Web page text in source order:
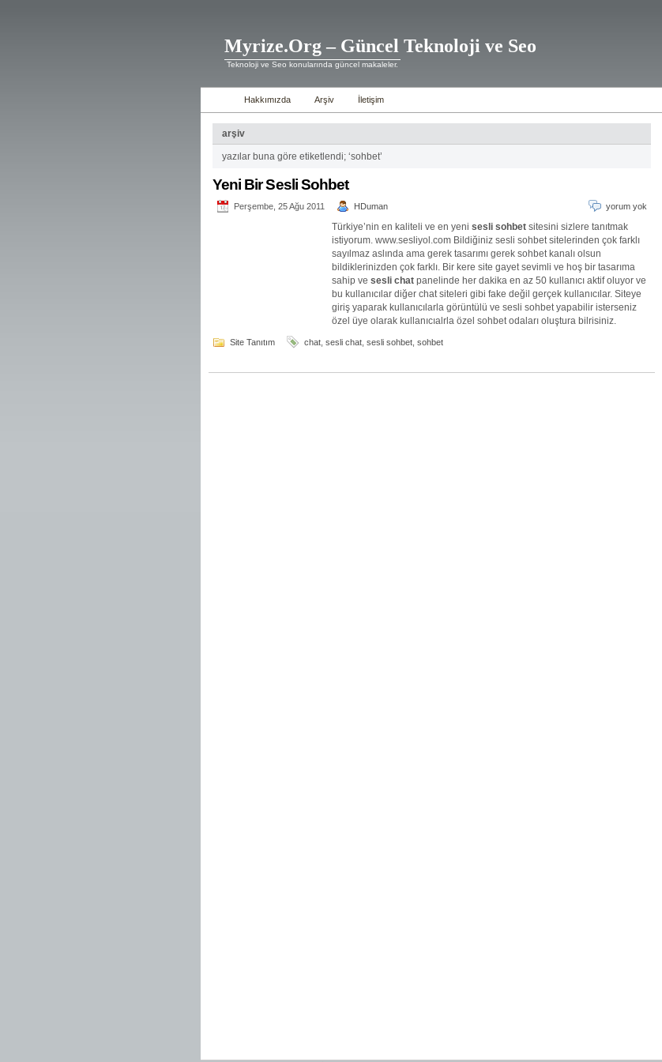
Myrize.Org – Güncel Teknoloji ve Seo
Teknoloji ve Seo konularında güncel makaleler.
Hakkımızda Arşiv İletişim
arşiv
yazılar buna göre etiketlendi; ‘sohbet’
Yeni Bir Sesli Sohbet
Perşembe, 25 Ağu 2011 HDuman yorum yok
Türkiye’nin en kaliteli ve en yeni sesli sohbet sitesini sizlere tanıtmak
istiyorum. www.sesliyol.com Bildiğiniz sesli sohbet sitelerinden çok farklı
sayılmaz aslında ama gerek tasarımı gerek sohbet kanalı olsun
bildiklerinizden çok farklı. Bir kere site gayet sevimli ve hoş bir tasarıma
sahip ve sesli chat panelinde her dakika en az 50 kullanıcı aktif oluyor ve
bu kullanıcılar diğer chat siteleri gibi fake değil gerçek kullanıcılar. Siteye
giriş yaparak kullanıcılarla görüntülü ve sesli sohbet yapabilir isterseniz
özel üye olarak kullanıcıalrla özel sohbet odaları oluştura bilrisiniz.
Site Tanıtım chat sesli chat sesli sohbet sohbet